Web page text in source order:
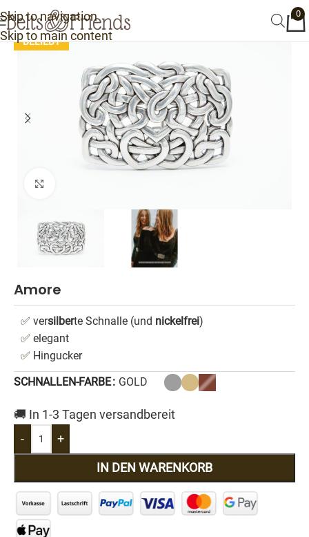
Skip to navigation
Skip to main content
0
Amore
✅ versilberte Schnalle (und nickelfrei)
✅ elegant
✅ Hingucker
SCHNALLEN-FARBE
GOLD
🚚 In 1-3 Tagen versandbereit
-
+
IN DEN WARENKORB